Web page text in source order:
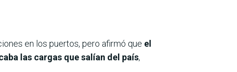
en los puertos, pero afirmó que el
las cargas que salían del país,